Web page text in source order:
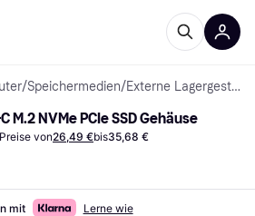
/Speichermedien/ Externe Lagergestelle
M.2 NVMe PCIe SSD Gehäuse
von26,49 €bis35,68 €
mit Lerne wie